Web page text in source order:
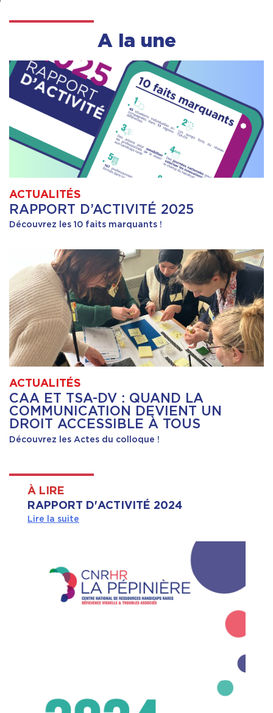
A la une
ACTUALITÉS
RAPPORT D’ACTIVITÉ 2025
Découvrez les 10 faits marquants !
ACTUALITÉS
CAA ET TSA-DV : QUAND LA
COMMUNICATION DEVIENT UN
DROIT ACCESSIBLE À TOUS
Découvrez les Actes du colloque !
À LIRE
RAPPORT D'ACTIVITÉ 2024
Lire la suite